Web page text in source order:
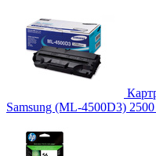
Samsung (ML-4500D3) 2500